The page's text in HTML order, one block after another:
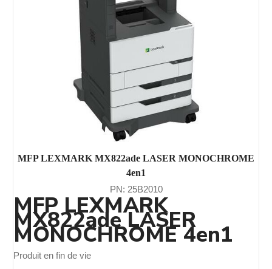
MFP LEXMARK MX822ade LASER MONOCHROME
4en1
PN: 25B2010
MFP LEXMARK
MX822ade LASER
MONOCHROME 4en1
Produit en fin de vie